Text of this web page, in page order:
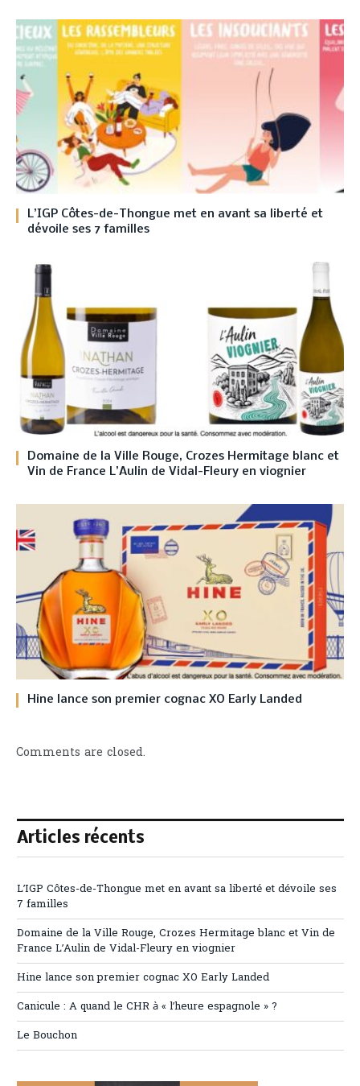
L’IGP Côtes-de-Thongue met en avant sa liberté et
dévoile ses 7 familles
Domaine de la Ville Rouge, Crozes Hermitage blanc et
Vin de France L’Aulin de Vidal-Fleury en viognier
Hine lance son premier cognac XO Early Landed
Comments are closed.
Articles récents
L’IGP Côtes-de-Thongue met en avant sa liberté et dévoile ses
7 familles
Domaine de la Ville Rouge, Crozes Hermitage blanc et Vin de
France L’Aulin de Vidal-Fleury en viognier
Hine lance son premier cognac XO Early Landed
Canicule : A quand le CHR à « l’heure espagnole » ?
Le Bouchon